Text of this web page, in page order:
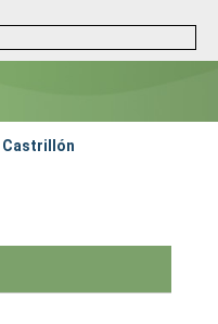
Castrillón